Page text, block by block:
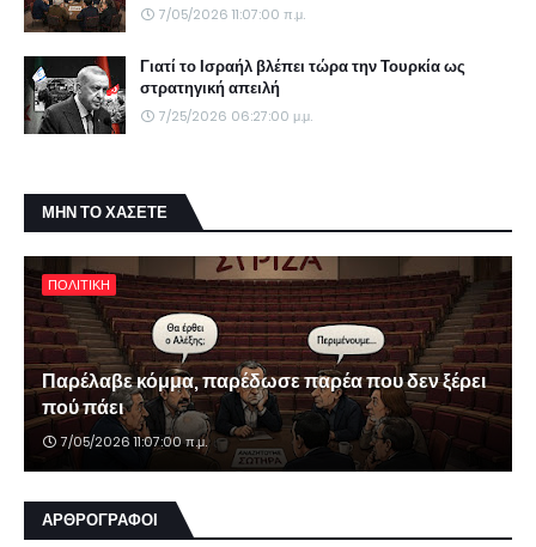
7/05/2026 11:07:00 π.μ.
Γιατί το Ισραήλ βλέπει τώρα την Τουρκία ως
στρατηγική απειλή
7/25/2026 06:27:00 μ.μ.
ΜΗΝ ΤΟ ΧΑΣΕΤΕ
ΠΟΛΙΤΙΚΗ
Παρέλαβε κόμμα, παρέδωσε παρέα που δεν ξέρει
πού πάει
7/05/2026 11:07:00 π.μ.
ΑΡΘΡΟΓΡΑΦΟΙ